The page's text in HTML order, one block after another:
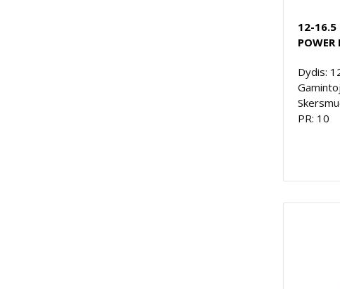
12-16.5
Dydis:
PR: 10